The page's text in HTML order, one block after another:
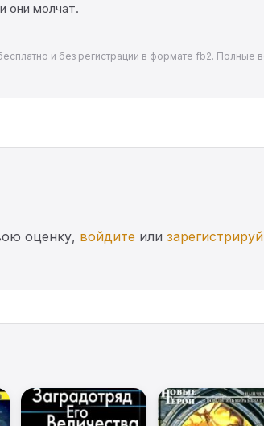
они молчат.
и без регистрации в формате fb2. Полные
оценку, войдите или